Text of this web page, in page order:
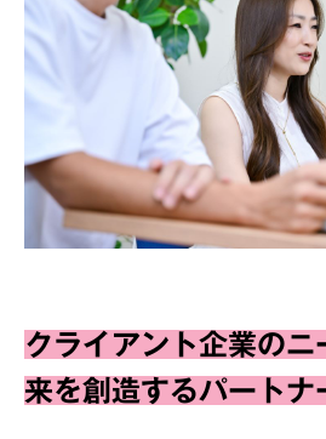
クライアント企業のニ
来を創造するパート